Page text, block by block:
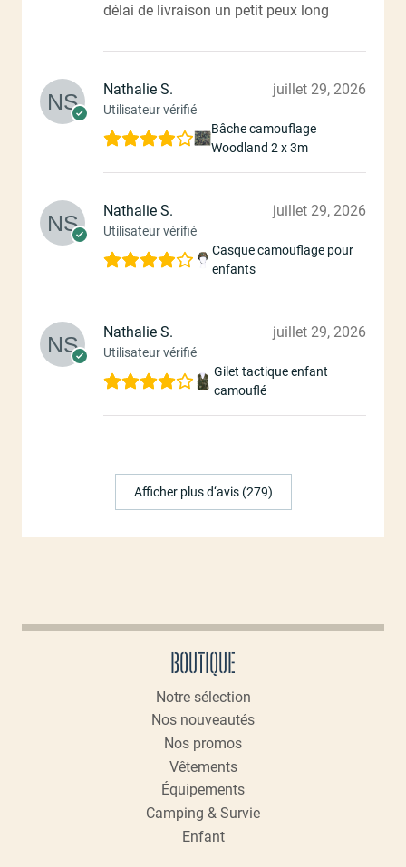
délai de livraison un petit peux long
Nathalie S.
Utilisateur vérifié
juillet 29, 2026
Bâche camouflage
Woodland 2 x 3m
Nathalie S.
Utilisateur vérifié
juillet 29, 2026
Casque camouflage pour
enfants
Nathalie S.
Utilisateur vérifié
juillet 29, 2026
Gilet tactique enfant
camouflé
Afficher plus d‘avis (279)
BOUTIQUE
Notre sélection
Nos nouveautés
Nos promos
Vêtements
Équipements
Camping & Survie
Enfant